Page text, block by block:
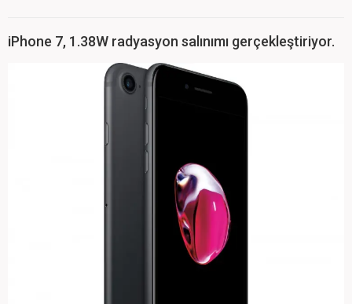
iPhone 7, 1.38W radyasyon salınımı gerçekleştiriyor.